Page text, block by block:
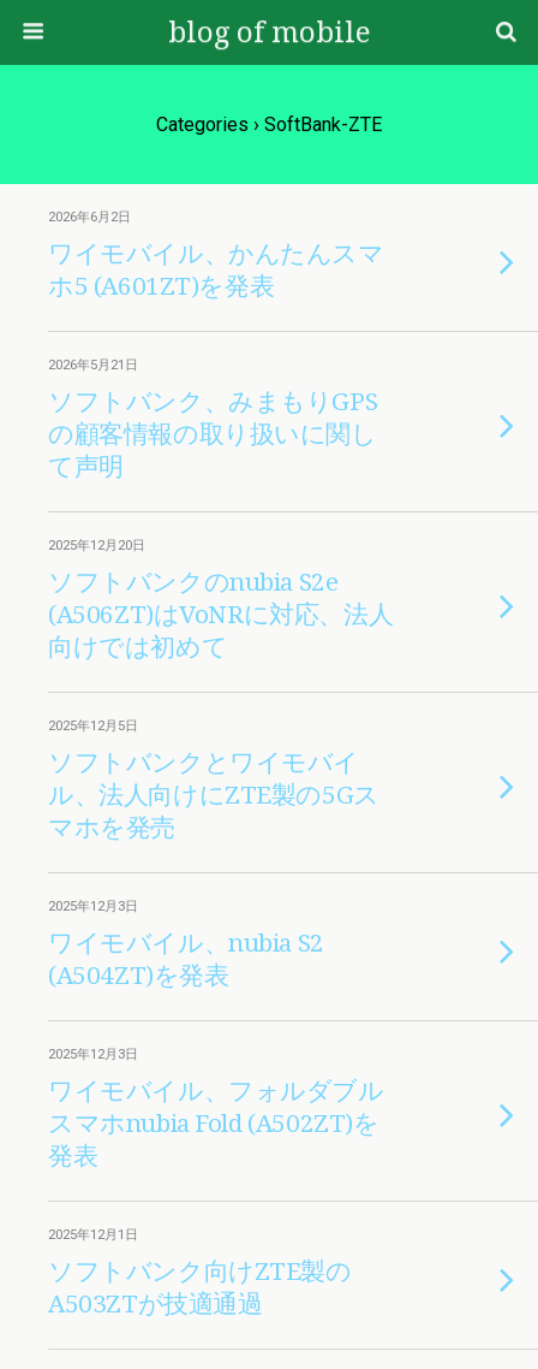
blog of mobile
Categories › SoftBank-ZTE
2026年6月2日
ワイモバイル、かんたんスマ
ホ5 (A601ZT)を発表
2026年5月21日
ソフトバンク、みまもりGPS
の顧客情報の取り扱いに関し
て声明
2025年12月20日
ソフトバンクのnubia S2e
(A506ZT)はVoNRに対応、法人
向けでは初めて
2025年12月5日
ソフトバンクとワイモバイ
ル、法人向けにZTE製の5Gス
マホを発売
2025年12月3日
ワイモバイル、nubia S2
(A504ZT)を発表
2025年12月3日
ワイモバイル、フォルダブル
スマホnubia Fold (A502ZT)を
発表
2025年12月1日
ソフトバンク向けZTE製の
A503ZTが技適通過